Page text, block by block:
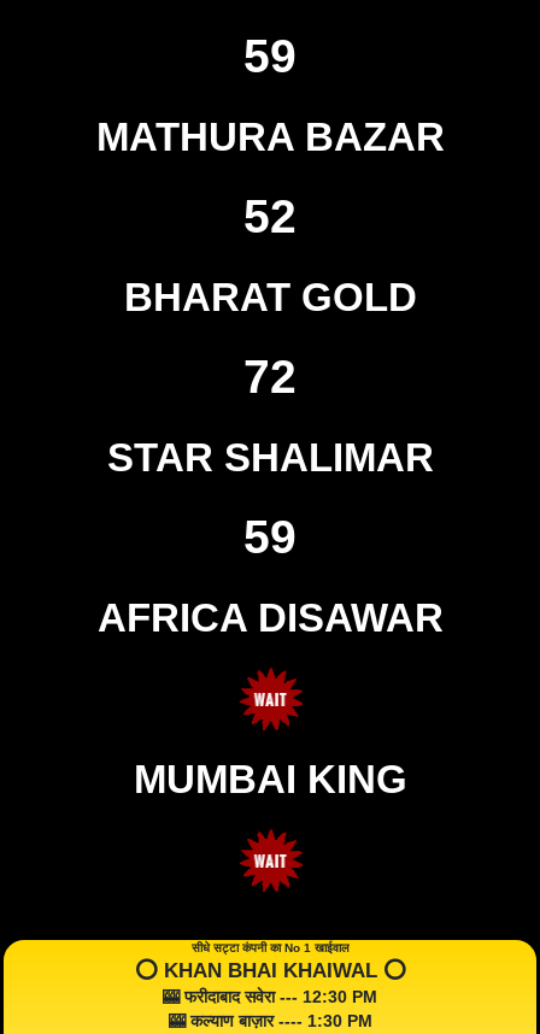
59
MATHURA BAZAR
52
BHARAT GOLD
72
STAR SHALIMAR
59
AFRICA DISAWAR
MUMBAI KING
सीधे सट्टा कंपनी का No 1 खाईवाल
⭕️ KHAN BHAI KHAIWAL ⭕️
🎰 फरीदाबाद सवेरा --- 12:30 PM
🎰 कल्याण बाज़ार ---- 1:30 PM